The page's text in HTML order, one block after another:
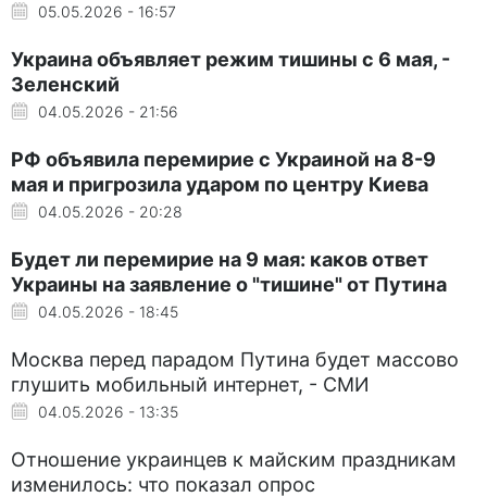
05.05.2026 - 16:57
Украина объявляет режим тишины с 6 мая, -
Зеленский
04.05.2026 - 21:56
РФ объявила перемирие с Украиной на 8-9
мая и пригрозила ударом по центру Киева
04.05.2026 - 20:28
Будет ли перемирие на 9 мая: каков ответ
Украины на заявление о "тишине" от Путина
04.05.2026 - 18:45
Москва перед парадом Путина будет массово
глушить мобильный интернет, - СМИ
04.05.2026 - 13:35
Отношение украинцев к майским праздникам
изменилось: что показал опрос